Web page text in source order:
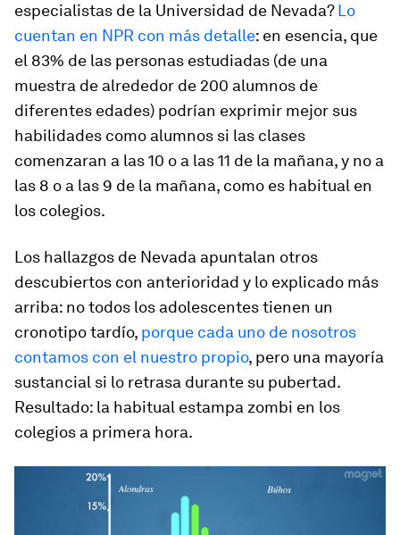
especialistas de la Universidad de Nevada?Lo
cuentan en NPR con más detalle: en esencia, que
el 83% de las personas estudiadas (de una
muestra de alrededor de 200 alumnos de
diferentes edades) podrían exprimir mejor sus
habilidades como alumnos si las clases
comenzaran a las 10 o a las 11 de la mañana, y no a
las 8 o a las 9 de la mañana, como es habitual en
los colegios.
Los hallazgos de Nevada apuntalan otros
descubiertos con anterioridad y lo explicado más
arriba: no todos los adolescentes tienen un
cronotipo tardío, porque cada uno de nosotros
contamos con el nuestro propio, pero una mayoría
sustancial si lo retrasa durante su pubertad.
Resultado: la habitual estampa zombi en los
colegios a primera hora.